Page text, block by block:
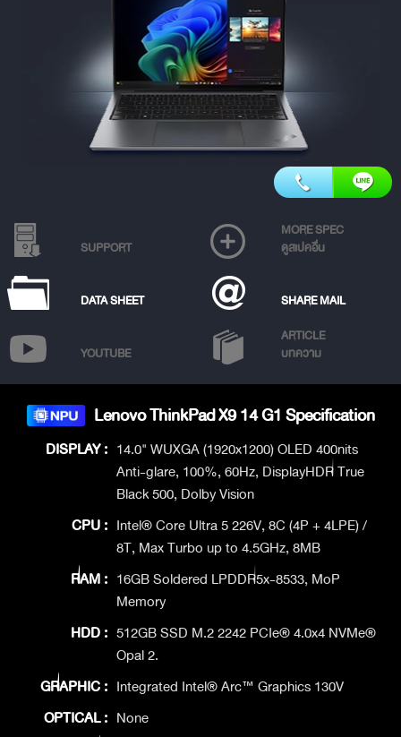
SUPPORT
MORE SPEC
ดูสเปคอื่น
DATA SHEET SHARE MAIL
YOUTUBE
ARTICLE
บทความ
Lenovo ThinkPad X9 14 G1 Specification
DISPLAY : 14.0" WUXGA (1920x1200) OLED 400nits
Anti-glare, 100%, 60Hz, DisplayHDR True
Black 500, Dolby Vision
CPU : Intel® Core Ultra 5 226V, 8C (4P + 4LPE) /
8T, Max Turbo up to 4.5GHz, 8MB
RAM : 16GB Soldered LPDDR5x-8533, MoP
Memory
HDD : 512GB SSD M.2 2242 PCIe® 4.0x4 NVMe®
Opal 2.
GRAPHIC : Integrated Intel® Arc™ Graphics 130V
OPTICAL : None